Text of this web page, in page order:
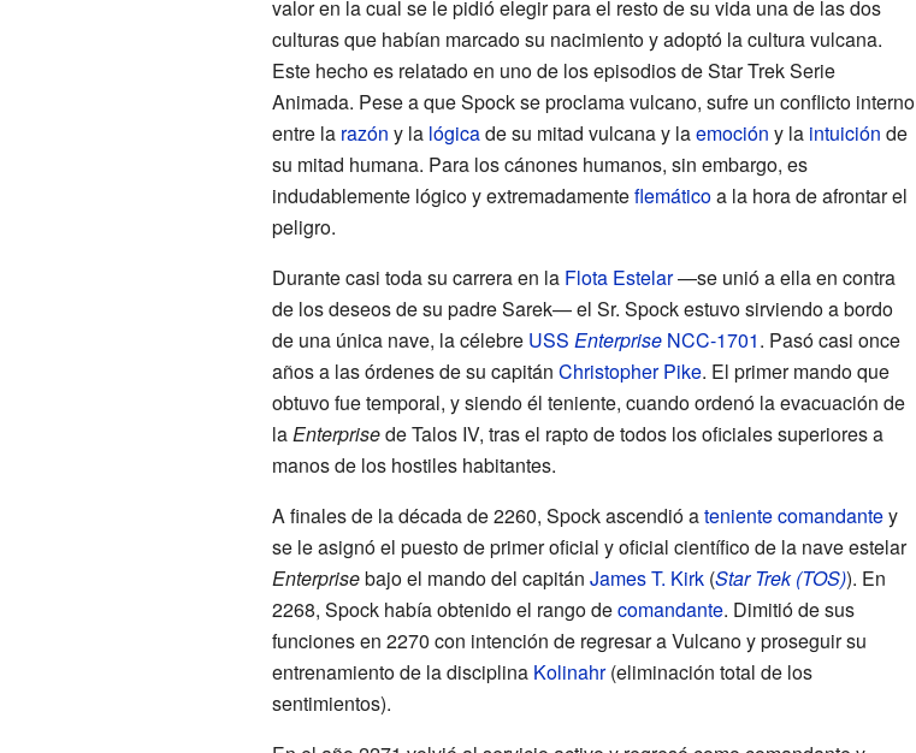
valor en la cual se le pidió elegir para el resto de su vida una de las dos
culturas que habían marcado su nacimiento y adoptó lacultura vulcana.
Este hecho es relatado en uno de los episodios deStar Trek Serie
Animada. Pese a que Spock se proclama vulcano, sufre un conflicto interno
entre la razón y la lógicade su mitad vulcana y laemoción y la intuición de
su mitad humana. Para los cánones humanos, sin embargo, es
indudablemente lógico y extremadamenteflemáticoa la hora de afrontar el
peligro.
Durante casi toda su carrera en la Flota Estelar—se unió a ella en contra
de los deseos de su padre Sarek— el Sr. Spock estuvo sirviendo a bordo
de una única nave, la célebre USS EnterpriseNCC-1701. Pasó casi once
años a las órdenes de su capitán Christopher Pike. El primer mando que
obtuvo fue temporal, y siendo él teniente, cuando ordenó la evacuación de
la EnterprisedeTalos IV, tras el rapto de todos los oficiales superiores a
manos de los hostiles habitantes.
A finales de la década de 2260, Spock ascendió ateniente comandantey
se le asignó el puesto de primer oficial y oficial científico de la nave estelar
Enterprisebajo el mando del capitán James T. Kirk(Star Trek (TOS)). En
2268, Spock había obtenido el rango decomandante. Dimitió de sus
funciones en 2270 con intención de regresar a Vulcano y proseguir su
entrenamiento de la disciplina Kolinahr(eliminación total de los
sentimientos).